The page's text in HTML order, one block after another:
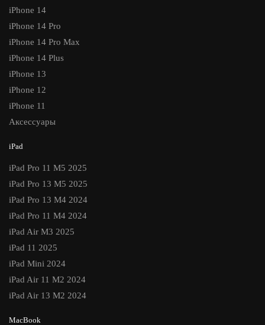
iPhone 14
iPhone 14 Pro
iPhone 14 Pro Max
iPhone 14 Plus
iPhone 13
iPhone 12
iPhone 11
Аксессуары
iPad
iPad Pro 11 M5 2025
iPad Pro 13 M5 2025
iPad Pro 13 M4 2024
iPad Pro 11 M4 2024
iPad Air M3 2025
iPad 11 2025
iPad Mini 2024
iPad Air 11 M2 2024
iPad Air 13 M2 2024
MacBook